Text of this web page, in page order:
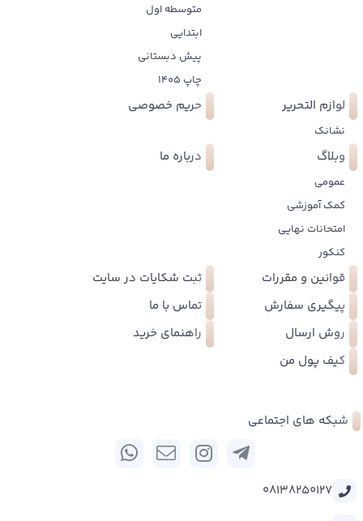
متوسطه اول
ابتدایی
پیش دبستانی
چاپ 1405
لوازم التحریر
نشانک
حریم خصوصی
وبلاگ
عمومی
کمک آموزشی
امتحانات نهایی
کنکور
درباره ما
قوانین و مقررات
ثبت شکایات در سایت
پیگیری سفارش
تماس با ما
روش ارسال
راهنمای خرید
کیف پول من
شبکه های اجتماعی
08138250127